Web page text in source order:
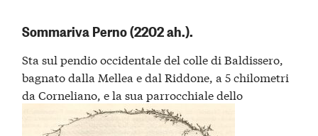
Sommariva Perno (2202 ah.).
Sta sul pendio occidentale del colle di Baldissero,
bagnato dalla Mellea e dal Riddone, a 5 chilometri
da Corneliano, e la sua parrocchiale dello